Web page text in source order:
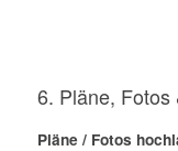
6. Pläne, Fotos
Pläne / Fotos